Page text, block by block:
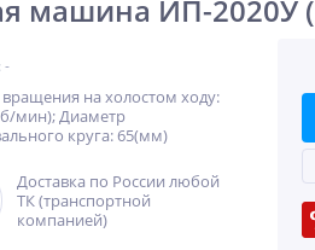
машина ИП-
-
вращения на холостом ходу:
мин); Диаметр
круга: 65(мм)
Доставка по России любой
ТК (транспортной
компанией)